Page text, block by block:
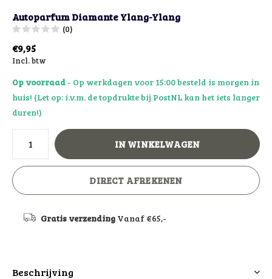
Autoparfum Diamante Ylang-Ylang
(0)
€9,95
Incl. btw
Op voorraad - Op werkdagen voor 15:00 besteld is morgen in
huis! (Let op: i.v.m. de topdrukte bij PostNL kan het iets langer
duren!)
IN WINKELWAGEN
DIRECT AFREKENEN
Gratis verzendingVanaf €65,-
Beschrijving